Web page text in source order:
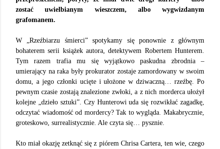
zostać uwielbianym wieszczem, albo wygwizdanym
grafomanem.
W „Rzeźbiarzu śmierci” spotykamy się ponownie z głównym
bohaterem serii książek autora, detektywem Robertem Hunterem.
Tym razem trafia mu się wyjątkowo paskudna zbrodnia –
umierający na raka były prokurator zostaje zamordowany w swoim
domu, a jego członki ucięte i ułożone w dziwaczną… rzeźbę. Po
pewnym czasie zostają znalezione zwłoki, a z nich morderca ułożył
kolejne „dzieło sztuki”. Czy Hunterowi uda się rozwikłać zagadkę,
odczytać wiadomość od mordercy? Tak to wygląda. Makabrycznie,
groteskowo, surrealistycznie. Ale czyta się… pysznie.
Kto miał okazję zetknąć się z piórem Chrisa Cartera, ten wie, czego